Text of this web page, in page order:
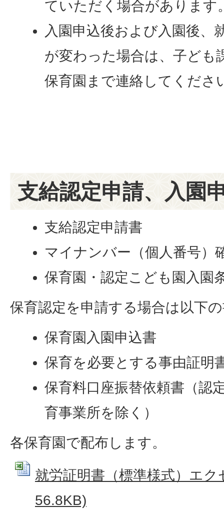
ていただく場合があります
入園申込後および入園後、
が変わった場合は、子ども
保育園まで連絡してくださ
支給認定申請、入園
支給認定申請書
マイナンバー（個人番号）
保育園・認定こども園入園
保育認定を申請する場合は以下
保育園入園申込書
保育を必要とする事由証明
保育料口座振替依頼書（認
育事業所を除く）
各保育園で配布します。
就労証明書（標準様式）エ
56.8KB)